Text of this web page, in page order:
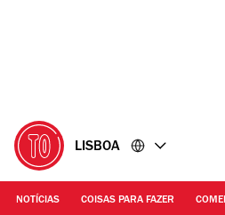
LISBOA
NOTÍCIAS COISAS PARA FAZER
©Facebook/Carmen Souza |